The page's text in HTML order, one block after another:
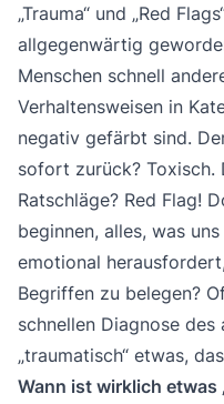
„Trauma“ und „Red
allgegenwärtig
Menschen schnell
Verhaltensweisen in
negativ gefärbt sind.
sofort zurück? Toxisch.
Ratschläge? Red Flag!
beginnen, alles, was
emotional
Begriffen zu belegen?
schnellen Diagnose des
„traumatisch“ etwas,
Wann ist wirklich etwas